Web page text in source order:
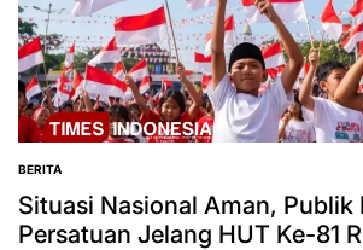
POSTED
IN
BERITA
Situasi Nasional Aman, Publik
Persatuan Jelang HUT Ke-81